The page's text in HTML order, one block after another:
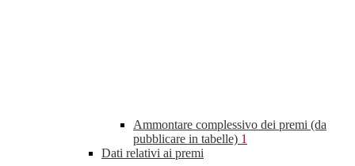
Ammontare complessivo dei premi (da
pubblicare in tabelle) 1
Dati relativi ai premi